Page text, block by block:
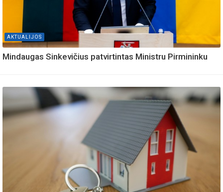
AKTUALIJOS
Mindaugas Sinkevičius patvirtintas Ministru Pirmininku